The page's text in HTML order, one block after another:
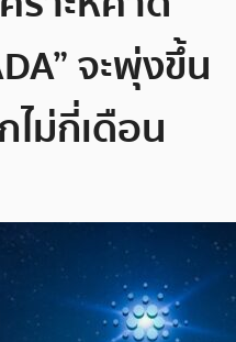
จะพุ่งขึ้น
ไม่กี่เดือน